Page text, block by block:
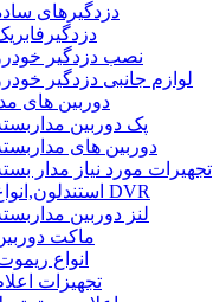
دزدگیرهای
نصب دزدگیر
لوازم جانبی دزدگیر
دوربین های
پک دوربین
دوربین های
تجهیرات مورد نیاز مدار
استندلون,انواع DVR
لنز دوربین
ماکت
انواع
تجهیزات